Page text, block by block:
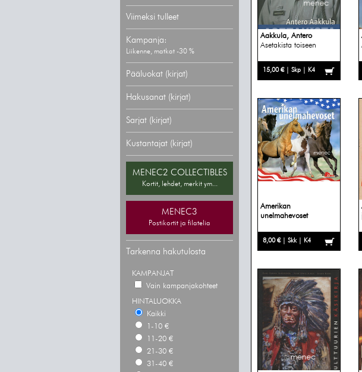
Viimeksi tulleet
Kampanja:
Liikenne, matkat -30 %
Pääluokat (kirjat)
Hakusanat (kirjat)
Sarjat (kirjat)
Kustantajat (kirjat)
MENEC2 COLLECTIBLES
Kortit, lehdet, merkit ym...
MENEC3
Postikortit ja filatelia
Tarkenna hakutulosta
KAMPANJAT
Vain kampanjakohteet
HINTALUOKKA
Kaikki
1-10 €
11-20 €
21-30 €
31-40 €
Aakkula, Antero
Asetakista toiseen
15,00 € | Skp | K4
Amerikan
unelmahevoset
8,00 € | Skk | K4